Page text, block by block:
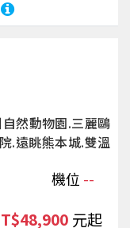
然動物園.三麗鷗
.遠眺熊本城.雙溫
機位 --
起